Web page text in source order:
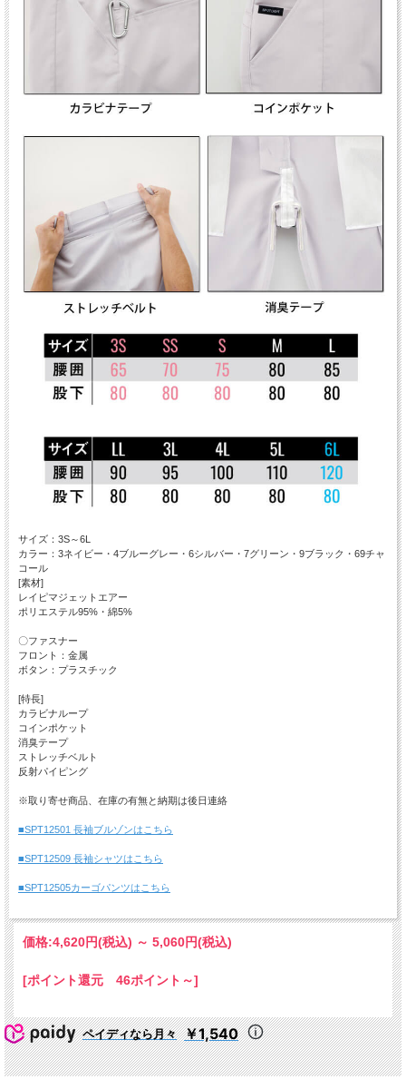
サイズ：3S～6L
カラー：3ネイビー・4ブルーグレー・6シルバー・7グリーン・9ブラック・69チャ
コール
[素材]
レイピマジェットエアー
ポリエステル95%・綿5%
〇ファスナー
フロント：金属
ボタン：プラスチック
[特長]
カラビナループ
コインポケット
消臭テープ
ストレッチベルト
反射パイピング
※取り寄せ商品、在庫の有無と納期は後日連絡
■SPT12501 長袖ブルゾンはこちら
■SPT12509 長袖シャツはこちら
■SPT12505カーゴパンツはこちら
価格:4,620円(税込) ～ 5,060円(税込)
[ポイント還元 46ポイント～]
ペイディなら月々 ￥1,540